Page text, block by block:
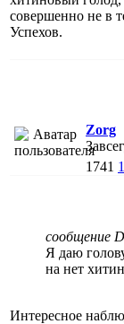
совершенно не в
Успехов.
Zorg
1741
сообщение
Я даю
на нет
Интересное